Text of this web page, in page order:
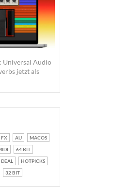
Universal Audio
jetzt als
FX AU
MACOS
64 BIT
DEAL
HOTPICKS
32 BIT